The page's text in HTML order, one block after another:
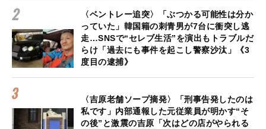
〈ベントレー追突〉「ぶつかる可能性は分か
っていた」韓国籍の刺青男が7台に衝突し逃
走…SNSで“セレブ生活”を演出もトラブルだ
らけ「過去にも事件を起こし警察沙汰」《3
度目の逮捕》
〈吉原老舗ソープ摘発〉「刑事告発したのは
私です」内部通報した元従業員が明かす“そ
の後”と激震の吉原「次はどの店がやられる